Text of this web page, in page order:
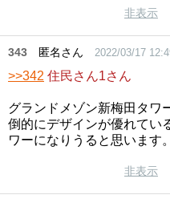
非表示
343 匿名さん 2022/03/17
>>342 住民さん1さん
グランドメゾン新梅田タワ
倒的にデザインが優れてい
ワーになりうると思います。
非表示